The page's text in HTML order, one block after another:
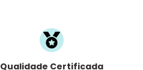
Qualidade Certificada